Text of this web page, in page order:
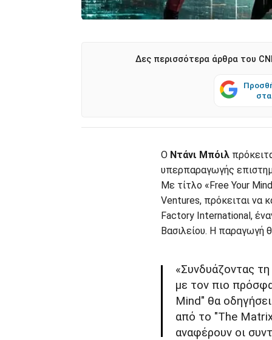
Δες περισσότερα άρθρα του
Ο Ντάνι Μπόιλ
υπερπαραγωγής
Με τίτλο «Free Your
Ventures, πρόκειται να
Factory International,
Βασιλείου. Η παραγωγή
«Συνδυάζοντας
με τον πιο
Mind" θα
από το "The
αναφέρουν οι